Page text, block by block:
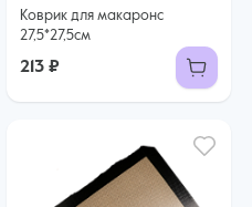
Коврик для макаронс
27,5*27,5см
213 ₽